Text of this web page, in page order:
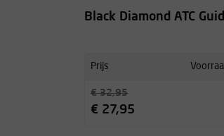
Black Diamond ATC
Prijs
€ 32,95
€ 27,95